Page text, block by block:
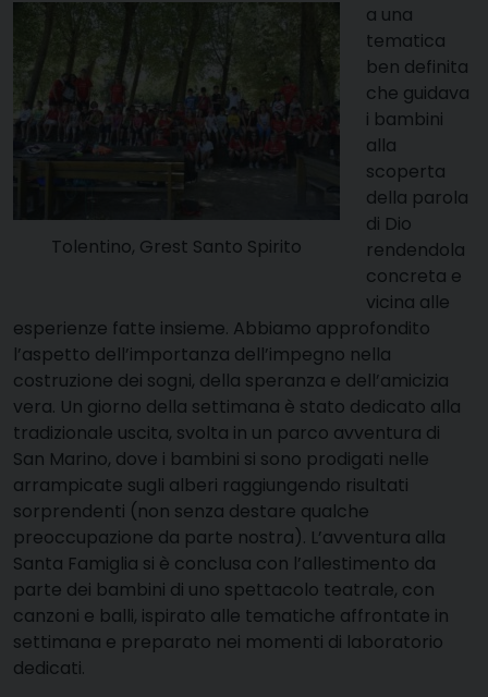
Tolentino, Grest Santo Spirito
a una
tematica
ben definita
che guidava
i bambini
alla
scoperta
della parola
di Dio
rendendola
concreta e
vicina alle
esperienze fatte insieme. Abbiamo approfondito
l’aspetto dell’importanza dell’impegno nella
costruzione dei sogni, della speranza e dell’amicizia
vera. Un giorno della settimana è stato dedicato alla
tradizionale uscita, svolta in un parco avventura di
San Marino, dove i bambini si sono prodigati nelle
arrampicate sugli alberi raggiungendo risultati
sorprendenti (non senza destare qualche
preoccupazione da parte nostra). L’avventura alla
Santa Famiglia si è conclusa con l’allestimento da
parte dei bambini di uno spettacolo teatrale, con
canzoni e balli, ispirato alle tematiche affrontate in
settimana e preparato nei momenti di laboratorio
dedicati.